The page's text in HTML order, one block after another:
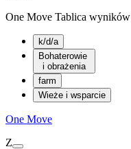
One Move Tablica wyników
k/d/a
Bohaterowie
i obrażenia
farm
Wieże i wsparcie
One Move
Z